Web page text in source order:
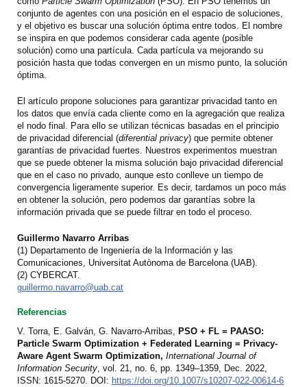
conjunto de agentes con una posición en el espacio de soluciones,
y el objetivo es buscar una solución óptima entre todos. El nombre
se inspira en que podemos considerar cada agente (posible
solución) como una partícula. Cada partícula va mejorando su
posición hasta que todas convergen en un mismo punto, la solución
óptima.
El artículo propone soluciones para garantizar privacidad tanto en
los datos que envía cada cliente como en la agregación que realiza
el nodo final. Para ello se utilizan técnicas basadas en el principio
de privacidad diferencial (diferential privacy) que permite obtener
garantías de privacidad fuertes. Nuestros experimentos muestran
que se puede obtener la misma solución bajo privacidad diferencial
que en el caso no privado, aunque esto conlleve un tiempo de
convergencia ligeramente superior. Es decir, tardamos un poco más
en obtener la solución, pero podemos dar garantías sobre la
información privada que se puede filtrar en todo el proceso.
Guillermo Navarro Arribas
(1) Departamento de Ingeniería de la Información y las
Comunicaciones, Universitat Autònoma de Barcelona (UAB).
(2) CYBERCAT.
guillermo.navarro@uab.cat
Referencias
V. Torra, E. Galván, G. Navarro-Arribas, PSO + FL = PAASO:
Particle Swarm Optimization + Federated Learning = Privacy-
Aware Agent Swarm Optimization, International Journal of
Information Security, vol. 21, no. 6, pp. 1349–1359, Dec. 2022,
ISSN: 1615-5270. DOI: https://doi.org/10.1007/s10207-022-00614-6